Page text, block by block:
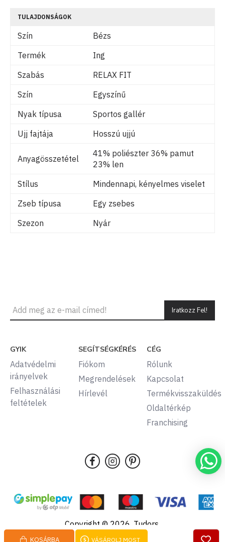
KOSÁRBA VÁSÁROLJ MOST
TULAJDONSÁGOK
Szín
Bézs
Termék
Ing
Szabás
RELAX FIT
Szín
Egyszínű
Nyak típusa
Sportos gallér
Ujj fajtája
Hosszú ujjú
Anyagösszetétel
41% poliészter 36% pamut
23% len
Stílus
Mindennapi, kényelmes viselet
Zseb típusa
Egy zsebes
Szezon
Nyár
Iratkozz Fel!
GYIK
Adatvédelmi
irányelvek
Felhasználási
feltételek
SEGÍTSÉGKÉRÉS
Fiókom
Megrendelések
Hírlevél
CÉG
Rólunk
Kapcsolat
Termékvisszaküldés
Oldaltérkép
Franchising
Copyright © 2026, Tudors,
Minden jog fenntartva.